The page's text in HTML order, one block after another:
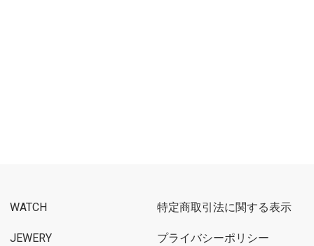
WATCH
JEWERY
特定商取引法に関する表示
プライバシーポリシー